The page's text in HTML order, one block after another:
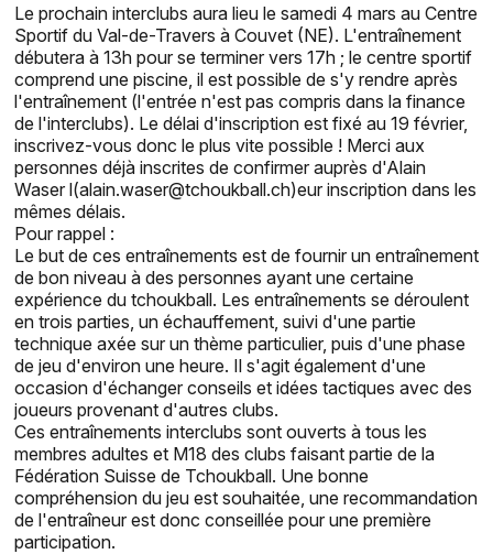
Le prochain interclubs aura lieu le samedi 4 mars au Centre
Sportif du Val-de-Travers à Couvet (NE). L'entraînement
débutera à 13h pour se terminer vers 17h ; le centre sportif
comprend une piscine, il est possible de s'y rendre après
l'entraînement (l'entrée n'est pas compris dans la finance
de l'interclubs). Le délai d'inscription est fixé au 19 février,
inscrivez-vous donc le plus vite possible ! Merci aux
personnes déjà inscrites de confirmer auprès d'Alain
Waser l(alain.waser@tchoukball.ch)eur inscription dans les
mêmes délais.
Pour rappel :
Le but de ces entraînements est de fournir un entraînement
de bon niveau à des personnes ayant une certaine
expérience du tchoukball. Les entraînements se déroulent
en trois parties, un échauffement, suivi d'une partie
technique axée sur un thème particulier, puis d'une phase
de jeu d'environ une heure. Il s'agit également d'une
occasion d'échanger conseils et idées tactiques avec des
joueurs provenant d'autres clubs.
Ces entraînements interclubs sont ouverts à tous les
membres adultes et M18 des clubs faisant partie de la
Fédération Suisse de Tchoukball. Une bonne
compréhension du jeu est souhaitée, une recommandation
de l'entraîneur est donc conseillée pour une première
participation.